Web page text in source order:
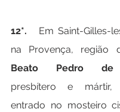
12*. Em Saint-Gilles-
Beato Pedro de
presbítero e
entrado no mosteiro